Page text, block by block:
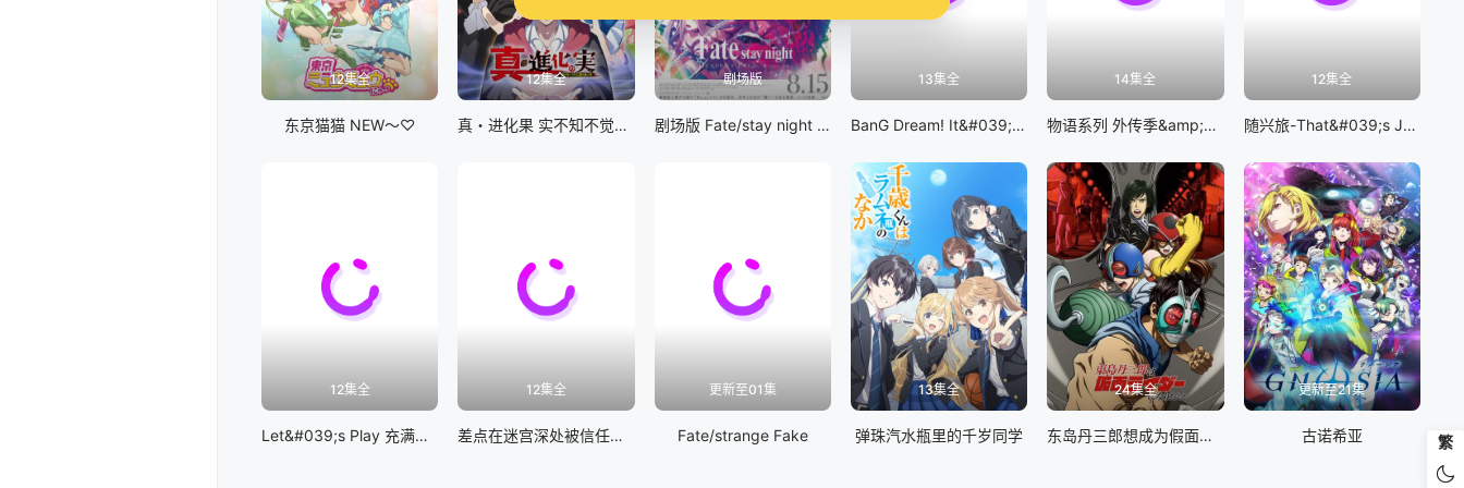
12集全
东京猫猫 NEW～♡
12集全
真・进化果 实不知不觉踏上胜利的人生
剧场版
剧场版 Fate/stay night [Heaven&#039;s Feel] III.spring song
13集全
BanG Dream! It&#039;s MyGO!!!!!
14集全
物语系列 外传季&amp;怪物季
12集全
随兴旅-That&#039;s Journey-
12集全
Let&#039;s Play 充满挑战的人生
12集全
差点在迷宫深处被信任的伙伴杀掉，但靠着天赐技能「无限扭蛋」获得等级9999的伙伴，我要向前队友和世界展开复仇&amp;「给他们好看！」
更新至01集
Fate/strange Fake
13集全
弹珠汽水瓶里的千岁同学
24集全
东岛丹三郎想成为假面骑士
更新至21集
古诺希亚 繁